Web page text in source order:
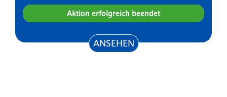
Aktion erfolgreich beendet
ANSEHEN